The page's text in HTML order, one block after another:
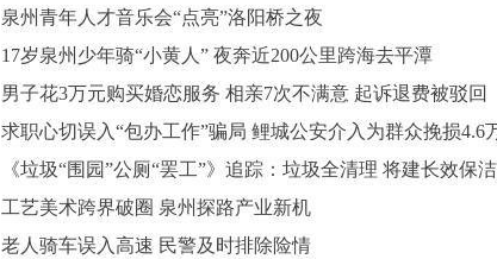
泉州青年人才音乐会“点亮”洛阳桥之夜
17岁泉州少年骑“小黄人” 夜奔近200公里跨海去平潭
男子花3万元购买婚恋服务 相亲7次不满意 起诉退费被驳回
求职心切误入“包办工作”骗局 鲤城公安介入为群众挽损4.6
《垃圾“围园”公厕“罢工”》追踪：垃圾全清理 将建长效保
工艺美术跨界破圈 泉州探路产业新机
老人骑车误入高速 民警及时排除险情